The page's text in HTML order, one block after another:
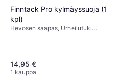
Finntack Pro kylmäyssuoja (1
kpl)
Hevosen saapas, Urheilutuki
14,95 €
1 kauppa